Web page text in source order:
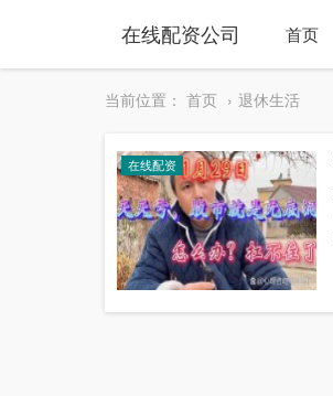
在线配资公司 首页
当前位置： 首页 退休生活
在线配资